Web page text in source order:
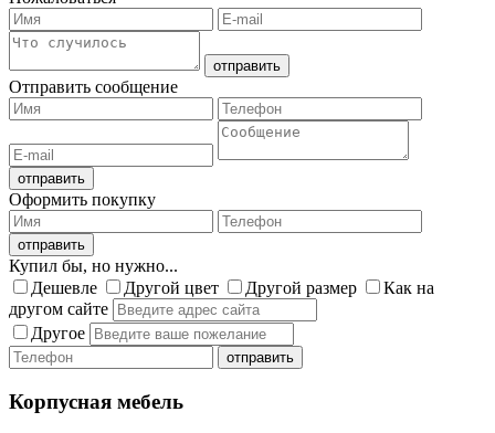
Отправить сообщение
Оформить покупку
Купил бы, но нужно...
Дешевле
Другой цвет Другой размер
Как на
другом сайте
Другое
Корпусная мебель